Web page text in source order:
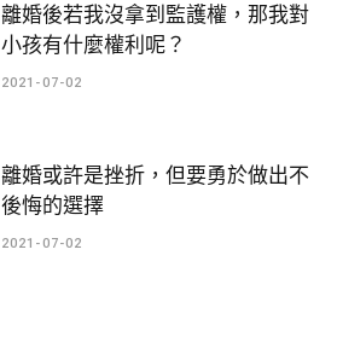
離婚後若我沒拿到監護權，那我對
小孩有什麼權利呢？
2021-07-02
離婚或許是挫折，但要勇於做出不
後悔的選擇
2021-07-02